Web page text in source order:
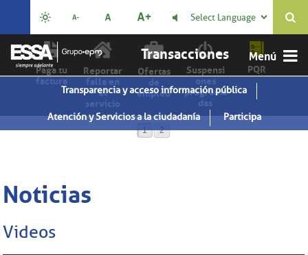
Select Language 
Transacciones
Transparencia y acceso información pública
Atención y Servicios a la ciudadanía Participa
Paga tu
factura
Reportar
falla en
el
servicio
Ofertas
de
empleo
Suspensi
ones
programa
das
PQR
1 2
Noticias
Videos